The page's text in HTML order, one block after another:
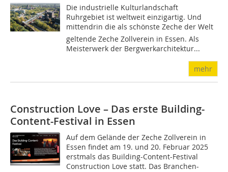
Die industrielle Kulturlandschaft
Ruhrgebiet ist weltweit einzigartig. Und
mittendrin die als schönste Zeche der Welt
geltende Zeche Zollverein in Essen. Als
Meisterwerk der Bergwerkarchitektur...
mehr
Construction Love – Das erste Building-
Content-Festival in Essen
Auf dem Gelände der Zeche Zollverein in
Essen findet am 19. und 20. Februar 2025
erstmals das Building-Content-Festival
Construction Love statt. Das Branchen-